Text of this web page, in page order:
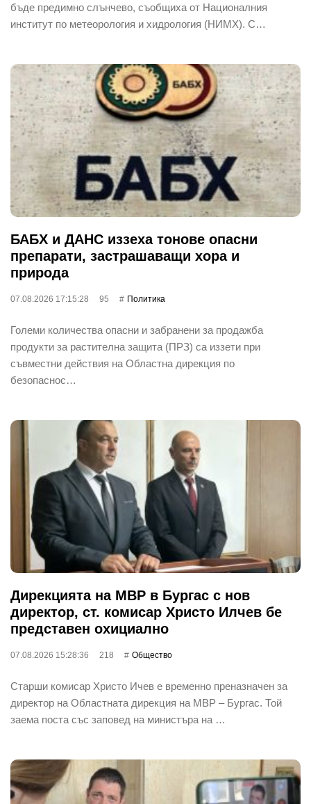
бъде предимно слънчево, съобщиха от Националния
институт по метеорология и хидрология (НИМХ). С…
БАБХ и ДАНС иззеха тонове опасни
препарати, застрашаващи хора и
природа
07.08.2026 17:15:28 95 Политика
Големи количества опасни и забранени за продажба
продукти за растителна защита (ПРЗ) са иззети при
съвместни действия на Областна дирекция по
безопаснос…
Дирекцията на МВР в Бургас с нов
директор, ст. комисар Христо Илчев бе
представен охициално
07.08.2026 15:28:36 218 Общество
Старши комисар Христо Ичев е временно преназначен за
директор на Областната дирекция на МВР – Бургас. Той
заема поста със заповед на министъра на …